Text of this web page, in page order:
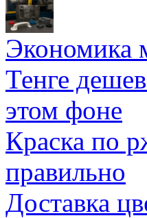
Экономика
Тенге
этом фоне
Краска по
правильно
Доставка